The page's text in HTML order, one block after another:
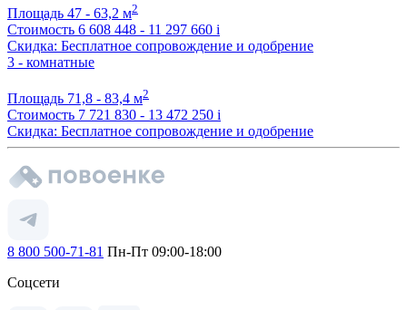
Площадь 47 - 63,2 м2
Стоимость 6 608 448 - 11 297 660 i
Скидка: Бесплатное сопровождение и одобрение
3 - комнатные
Площадь 71,8 - 83,4 м2
Стоимость 7 721 830 - 13 472 250 i
Скидка: Бесплатное сопровождение и одобрение
8 800 500-71-81 Пн-Пт 09:00-18:00
Соцсети